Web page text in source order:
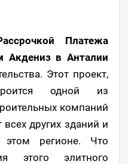
Платежа
Акдениз в Анталии
Этот проект,
одной из
компаний
всех других зданий и
регионе. Что
этого элитного